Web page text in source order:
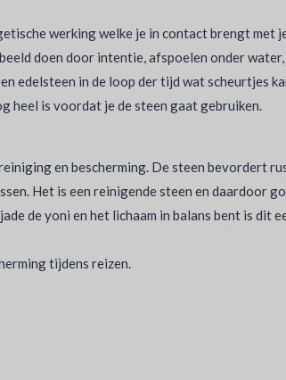
werking welke je in contact brengt
doen door intentie, afspoelen onder
edelsteen in de loop der tijd wat scheurtjes
heel is voordat je de steen gaat gebruiken.
en bescherming. De steen bevordert
Het is een reinigende steen en daardoor
de yoni en het lichaam in balans bent is dit
tijdens reizen.